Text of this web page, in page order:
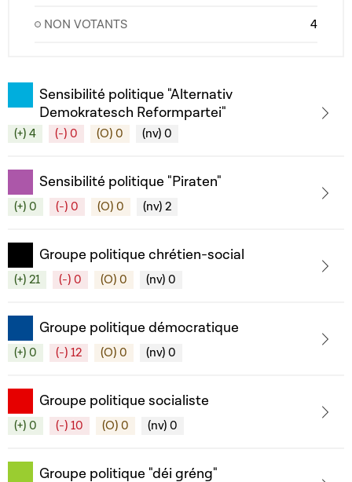
NON VOTANTS 4
Sensibilité politique "Alternativ
Demokratesch Reformpartei"
(+) 4 (-) 0 (O) 0 (nv) 0
Sensibilité politique "Piraten"
(+) 0 (-) 0 (O) 0 (nv) 2
Groupe politique chrétien-social
(+) 21 (-) 0 (O) 0 (nv) 0
Groupe politique démocratique
(+) 0 (-) 12 (O) 0 (nv) 0
Groupe politique socialiste
(+) 0 (-) 10 (O) 0 (nv) 0
Groupe politique "déi gréng"